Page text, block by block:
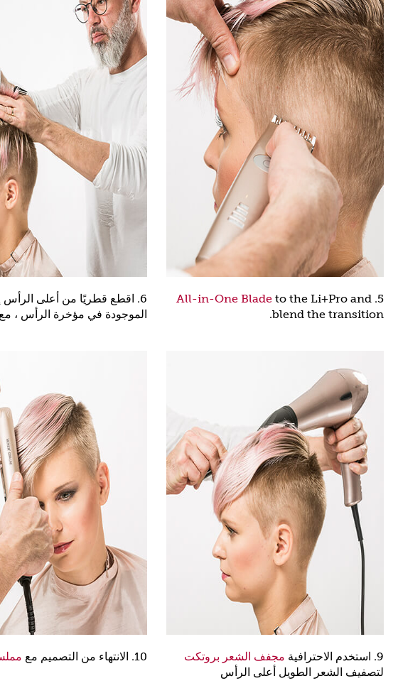
5.
All-in-One Blade to the Li+Pro and
blend the transition.
6. اقطع قطريًا من أعلى الرأس
الموجودة في مؤخرة الرأس ،
9. استخدم الاحترافية
مجفف الشعر بروتكت
لتصفيف الشعر الطويل أعلى الرأس
10. الانتهاء من التصميم مع